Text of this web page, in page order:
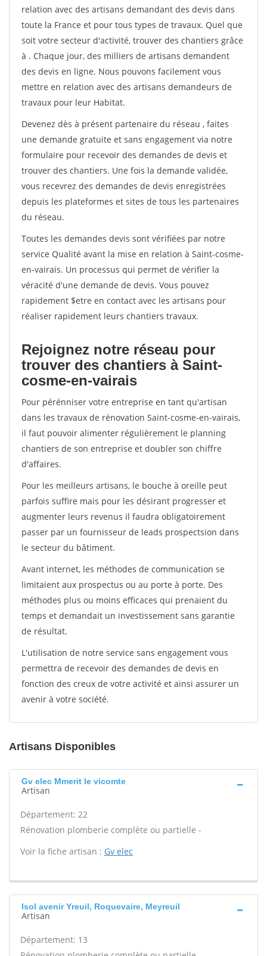
relation avec des artisans demandant des devis dans
toute la France et pour tous types de travaux. Quel que
soit votre secteur d'activité, trouver des chantiers grâce
à . Chaque jour, des milliers de artisans demandent
des devis en ligne. Nous pouvons facilement vous
mettre en relation avec des artisans demandeurs de
travaux pour leur Habitat.
Devenez dès à présent partenaire du réseau , faites
une demande gratuite et sans engagement via notre
formulaire pour recevoir des demandes de devis et
trouver des chantiers. Une fois la demande validée,
vous recevrez des demandes de devis enregistrées
depuis les plateformes et sites de tous les partenaires
du réseau.
Toutes les demandes devis sont vérifiées par notre
service Qualité avant la mise en relation à Saint-cosme-
en-vairais. Un processus qui permet de vérifier la
véracité d'une demande de devis. Vous pouvez
rapidement $etre en contact avec les artisans pour
réaliser rapidement leurs chantiers travaux.
Rejoignez notre réseau pour
trouver des chantiers à Saint-
cosme-en-vairais
Pour pérénniser votre entreprise en tant qu'artisan
dans les travaux de rénovation Saint-cosme-en-vairais,
il faut pouvoir alimenter régulièrement le planning
chantiers de son entreprise et doubler son chiffre
d'affaires.
Pour les meilleurs artisans, le bouche à oreille peut
parfois suffire mais pour les désirant progresser et
augmenter leurs revenus il faudra obligatoirement
passer par un fournisseur de leads prospectsion dans
le secteur du bâtiment.
Avant internet, les méthodes de communication se
limitaient aux prospectus ou au porte à porte. Des
méthodes plus ou moins efficaces qui prenaient du
temps et demandait un investissement sans garantie
de résultat.
L'utilisation de notre service sans engagement vous
permettra de recevoir des demandes de devis en
fonction des creux de votre activité et ainsi assurer un
avenir à votre société.
Artisans Disponibles
Gv elec Mmerit le vicomte
Artisan
Département: 22
Rénovation plomberie complète ou partielle -
Voir la fiche artisan : Gv elec
Isol avenir Yreuil, Roquevaire, Meyreuil
Artisan
Département: 13